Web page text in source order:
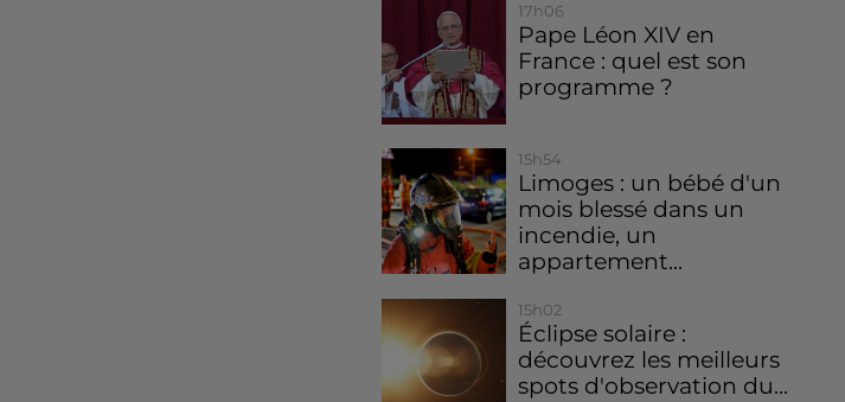
17h06
Pape Léon XIV en
France : quel est son
programme ?
15h54
Limoges : un bébé d'un
mois blessé dans un
incendie, un
appartement...
15h02
Éclipse solaire :
découvrez les meilleurs
spots d'observation du...